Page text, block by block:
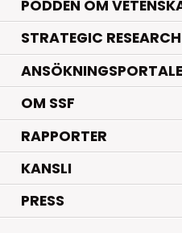
PODDEN OM
STRATEGIC
OM SSF
RAPPORTER
KANSLI
PRESS